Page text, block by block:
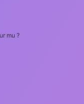
mu ?